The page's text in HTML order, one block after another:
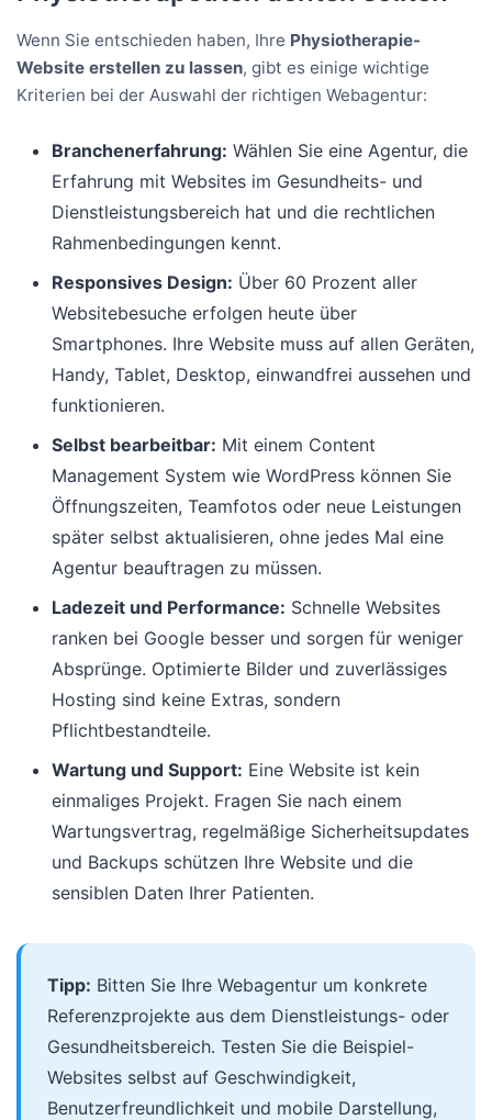
Wenn Sie entschieden haben, Ihre Physiotherapie-
Website erstellen zu lassen, gibt es einige wichtige
Kriterien bei der Auswahl der richtigen Webagentur:
Branchenerfahrung: Wählen Sie eine Agentur, die
Erfahrung mit Websites im Gesundheits- und
Dienstleistungsbereich hat und die rechtlichen
Rahmenbedingungen kennt.
Responsives Design: Über 60 Prozent aller
Websitebesuche erfolgen heute über
Smartphones. Ihre Website muss auf allen Geräten,
Handy, Tablet, Desktop, einwandfrei aussehen und
funktionieren.
Selbst bearbeitbar: Mit einem Content
Management System wie WordPress können Sie
Öffnungszeiten, Teamfotos oder neue Leistungen
später selbst aktualisieren, ohne jedes Mal eine
Agentur beauftragen zu müssen.
Ladezeit und Performance: Schnelle Websites
ranken bei Google besser und sorgen für weniger
Absprünge. Optimierte Bilder und zuverlässiges
Hosting sind keine Extras, sondern
Pflichtbestandteile.
Wartung und Support: Eine Website ist kein
einmaliges Projekt. Fragen Sie nach einem
Wartungsvertrag, regelmäßige Sicherheitsupdates
und Backups schützen Ihre Website und die
sensiblen Daten Ihrer Patienten.
Tipp: Bitten Sie Ihre Webagentur um konkrete
Referenzprojekte aus dem Dienstleistungs- oder
Gesundheitsbereich. Testen Sie die Beispiel-
Websites selbst auf Geschwindigkeit,
Benutzerfreundlichkeit und mobile Darstellung,